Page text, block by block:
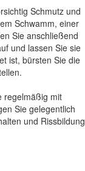
Schmutz und
Schwamm, einer
Sie anschließend
und lassen Sie sie
ist, bürsten Sie die
regelmäßig mit
Sie gelegentlich
und Rissbildung